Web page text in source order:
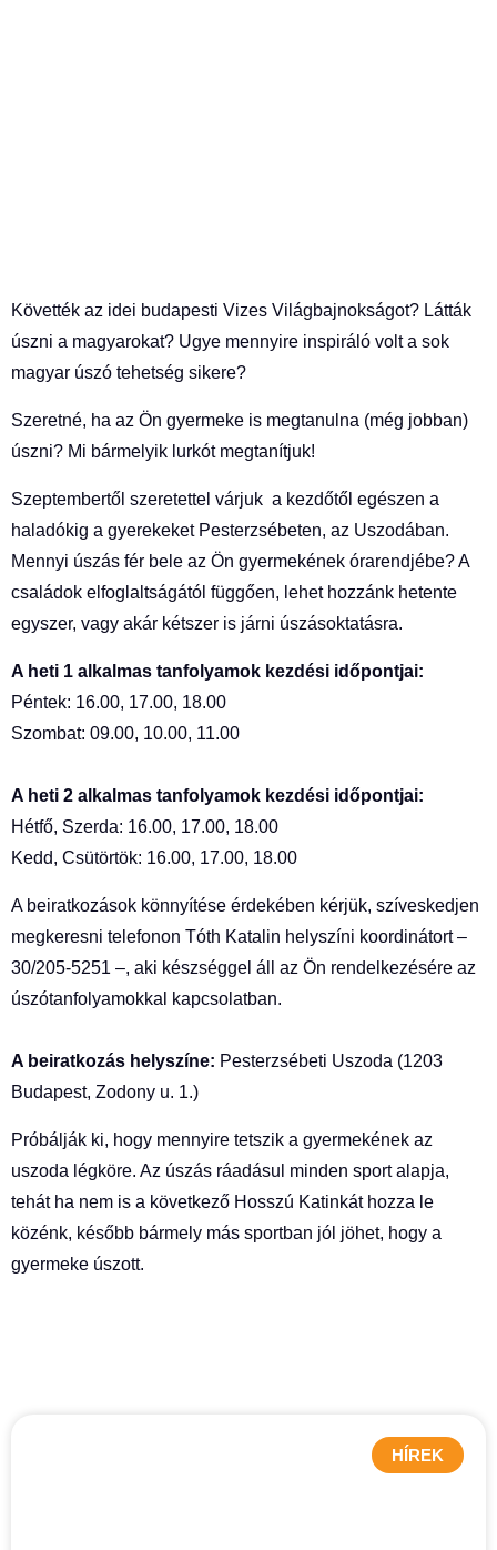
Követték az idei budapesti Vizes Világbajnokságot? Látták
úszni a magyarokat? Ugye mennyire inspiráló volt a sok
magyar úszó tehetség sikere?
Szeretné, ha az Ön gyermeke is megtanulna (még jobban)
úszni? Mi bármelyik lurkót megtanítjuk!
Szeptembertől szeretettel várjuk a kezdőtől egészen a
haladókig a gyerekeket Pesterzsébeten, az Uszodában.
Mennyi úszás fér bele az Ön gyermekének órarendjébe? A
családok elfoglaltságától függően, lehet hozzánk hetente
egyszer, vagy akár kétszer is járni úszásoktatásra.
A heti 1 alkalmas tanfolyamok kezdési időpontjai:
Péntek: 16.00, 17.00, 18.00
Szombat: 09.00, 10.00, 11.00
A heti 2 alkalmas tanfolyamok kezdési időpontjai:
Hétfő, Szerda: 16.00, 17.00, 18.00
Kedd, Csütörtök: 16.00, 17.00, 18.00
A beiratkozások könnyítése érdekében kérjük, szíveskedjen
megkeresni telefonon Tóth Katalin helyszíni koordinátort –
30/205-5251 –, aki készséggel áll az Ön rendelkezésére az
úszótanfolyamokkal kapcsolatban.
A beiratkozás helyszíne: Pesterzsébeti Uszoda (1203
Budapest, Zodony u. 1.)
Próbálják ki, hogy mennyire tetszik a gyermekének az
uszoda légköre. Az úszás ráadásul minden sport alapja,
tehát ha nem is a következő Hosszú Katinkát hozza le
közénk, később bármely más sportban jól jöhet, hogy a
gyermeke úszott.
HÍREK